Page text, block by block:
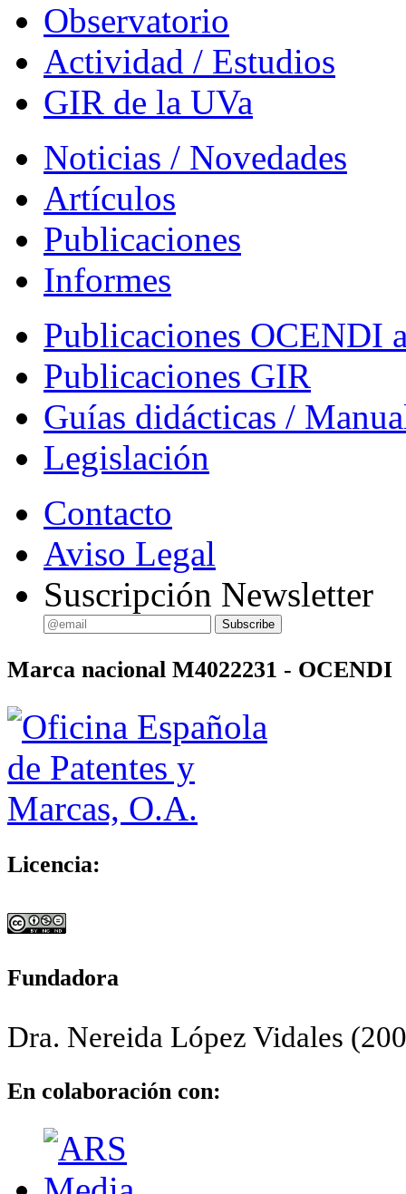
Observatorio
Actividad / Estudios
GIR de la UVa
Noticias / Novedades
Artículos
Publicaciones
Informes
Publicaciones OCENDI
Publicaciones GIR
Guías didácticas /
Legislación
Contacto
Aviso Legal
Suscripción Newsletter
Marca nacional M4022231 - OCENDI
Licencia:
Fundadora
Dra. Nereida López Vidales
En colaboración con: